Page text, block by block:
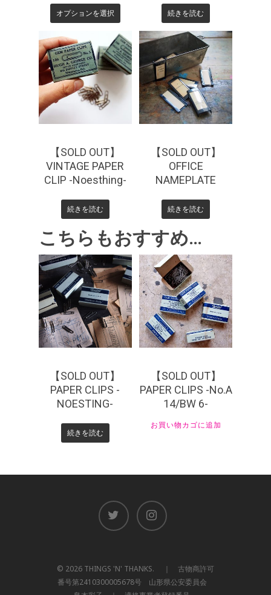
オプションを選択 続きを読む
¥0
【SOLD OUT】
VINTAGE PAPER
CLIP -Noesthing-
続きを読む
【SOLD OUT】
OFFICE
NAMEPLATE
続きを読む
こちらもおすすめ…
¥1,650
【SOLD OUT】
PAPER CLIPS -
NOESTING-
続きを読む
¥1,650
【SOLD OUT】
PAPER CLIPS -No.A
14/BW 6-
お買い物カゴに追加
© 2026 THINGS 'N' THANKS. ｜ 古物商許可
番号第2410300005678号 山形県公安委員会